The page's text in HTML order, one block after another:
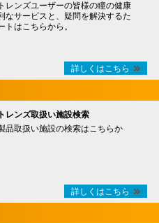
レンズユーザーの皆様の瞳の健康
なサービスと、疑問を解決するた
トはこちらから。
詳しくはこちら
レンズ取扱い施設検索
品取扱い施設の検索はこちらか
詳しくはこちら